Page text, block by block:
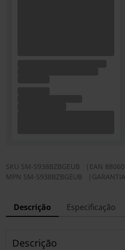
SKU SM-S938BZBGEUB EAN
MPN SM-S938BZBGEUB
Descrição Especificação
Descrição